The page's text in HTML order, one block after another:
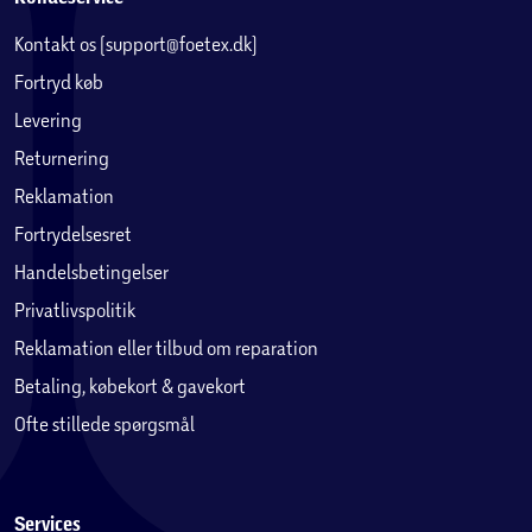
gennem film
i sammenfoldet tilstand. Har du fundet noget interessant?
Arbejd samtidig i flere felter
Den store indvendige skærm understøtter op til tre
vinduer, hvilket muliggør effektiv multitasking. Opret
din indbakke – samtidig. Den foldbare skærm tillader også
halvåben tilstand, perfekt til
videokonferencer ved et bord – eller når du vil lade din AI-
partner² direkte tolke en samtale.
Kamera
mørkt. Det kraftfulde 200 MP-kamera giver utroligt
Kontakt os (support@foetex.dk)
Fortryd køb
Levering
Returnering
Reklamation
Fortrydelsesret
Handelsbetingelser
Privatlivspolitik
Reklamation eller tilbud om reparation
Betaling, købekort & gavekort
Ofte stillede spørgsmål
Services